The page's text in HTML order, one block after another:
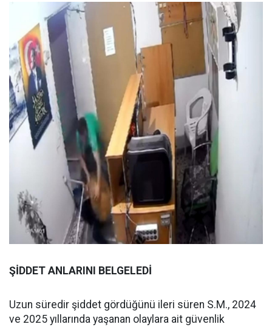
ŞİDDET ANLARINI BELGELEDİ
Uzun süredir şiddet gördüğünü ileri süren S.M., 2024
ve 2025 yıllarında yaşanan olaylara ait güvenlik